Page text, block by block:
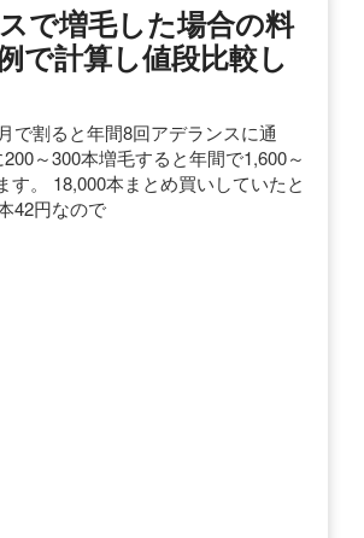
で増毛した場合の料
で計算し値段比較し
で割ると年間8回アデランスに通
～300本増毛すると年間で1,600～
す。 18,000本まとめ買いしていたと
42円なので